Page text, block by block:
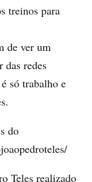
treinos para
de ver um
redes
só trabalho e
do
Teles realizado